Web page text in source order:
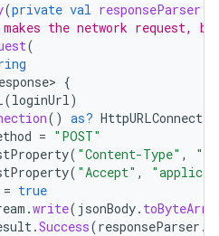
(private val responseParser
the network request,
(
{
(loginUrl)
() as?
= "POST"
( "Content-Type" ,
( "Accept" ,
= true
.write( jsonBody.
.Success(responseParser .